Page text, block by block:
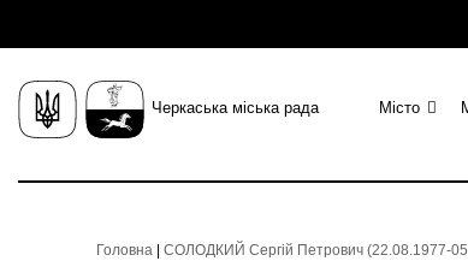
Черкаська міська рада Місто
Головна СОЛОДКИЙ Сергій Петрович (22.08.1977-